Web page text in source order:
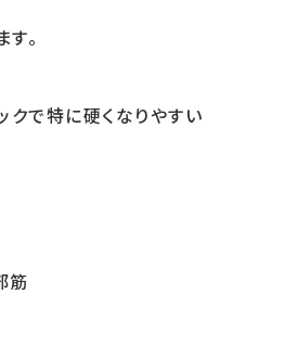
。
クで特に硬くなりやすい
筋